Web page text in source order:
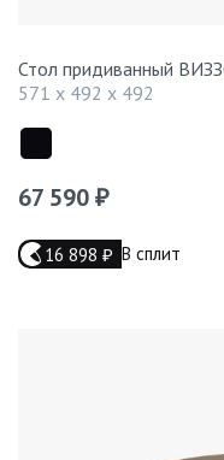
Стол придиванный
571 x 492 x 492
67 590 ₽
16 898 ₽ В сплит